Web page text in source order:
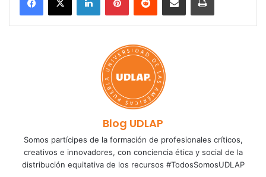
Blog UDLAP
Somos partícipes de la formación de profesionales críticos,
creativos e innovadores, con conciencia ética y social de la
distribución equitativa de los recursos #TodosSomosUDLAP